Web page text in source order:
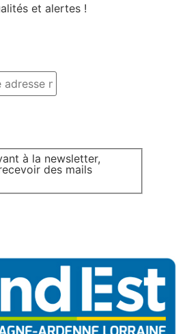
et alertes !
à la newsletter,
des mails